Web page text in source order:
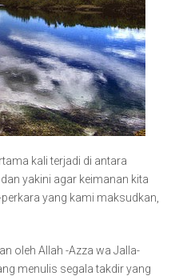
kali terjadi di antara
yakini agar keimanan kita
yang kami maksudkan,
oleh Allah -Azza wa Jalla-
menulis segala takdir yang